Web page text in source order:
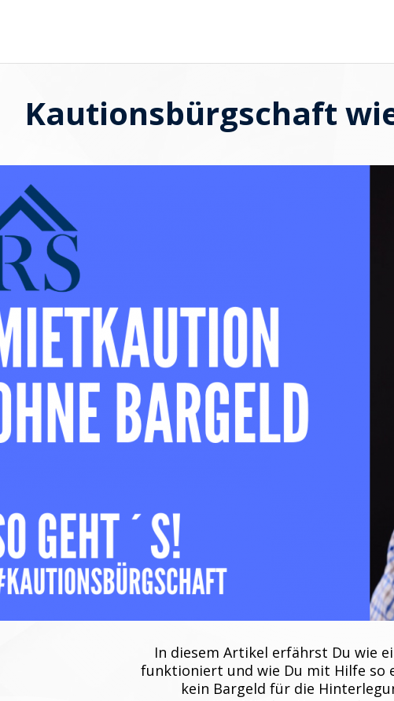
Kautionsbürgschaft
In diesem Artikel erfährst Du wie
funktioniert und wie Du mit Hilfe so
kein Bargeld für die